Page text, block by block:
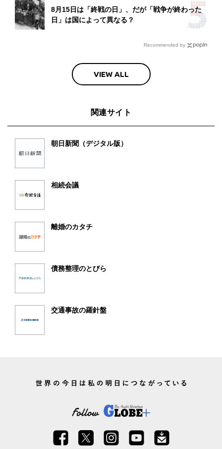
8月15日は「終戦の日」、だが「戦争が終わった
日」は国によって異なる？
Recommended by
VIEW ALL
関連サイト
朝日新聞（デジタル版）
相続会議
離婚のカタチ
債務整理のとびら
交通事故の羅針盤